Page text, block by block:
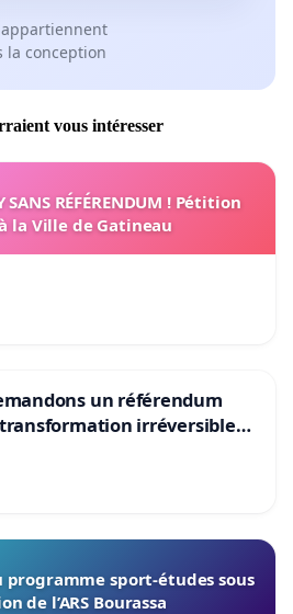
appartiennent
la conception
vous intéresser
SANS RÉFÉRENDUM ! Pétition
la Ville de Gatineau
un référendum
irréversible
sport-études sous
de l’ARS Bourassa